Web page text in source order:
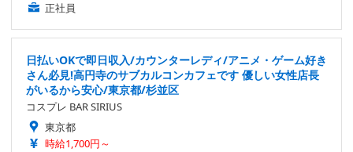
正社員
日払いOKで即日収入/カウンターレディ/アニメ・ゲーム好き
さん必見!高円寺のサブカルコンカフェです 優しい女性店長
がいるから安心/東京都/杉並区
コスプレ BAR SIRIUS
東京都
時給1,700円～